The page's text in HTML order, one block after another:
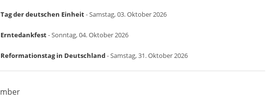
Tag der deutschen Einheit- Samstag, 03. Oktober 2026
Erntedankfest- Sonntag, 04. Oktober 2026
Reformationstag in Deutschland- Samstag, 31. Oktober 2026